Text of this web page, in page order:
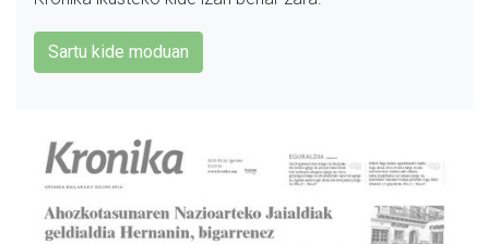
Sartu kide moduan